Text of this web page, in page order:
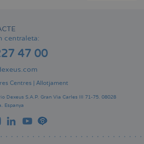
centraleta:
47 00
Centres | Allotjament
Dexeus S.A.P. Gran Via Carles III 71-75. 08028
Espanya